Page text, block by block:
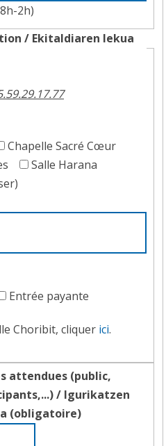
2h)
/ Ekitaldiaren lekua
Chapelle Sacré Cœur
Salle Harana
Entrée payante
Choribit, cliquer ici.
attendues (public,
/ Igurikatzen
(obligatoire)